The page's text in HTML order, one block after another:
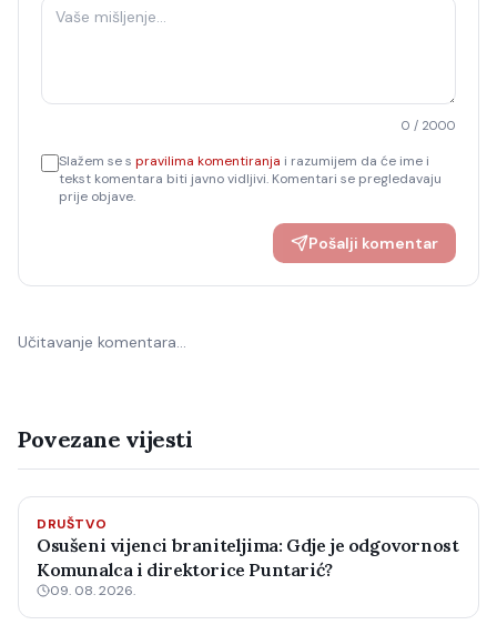
0 / 2000
Slažem se s pravilima komentiranja i razumijem da će ime i
tekst komentara biti javno vidljivi. Komentari se pregledavaju
prije objave.
Pošalji komentar
Učitavanje komentara…
Povezane vijesti
DRUŠTVO
Osušeni vijenci braniteljima: Gdje je odgovornost
Komunalca i direktorice Puntarić?
09. 08. 2026.